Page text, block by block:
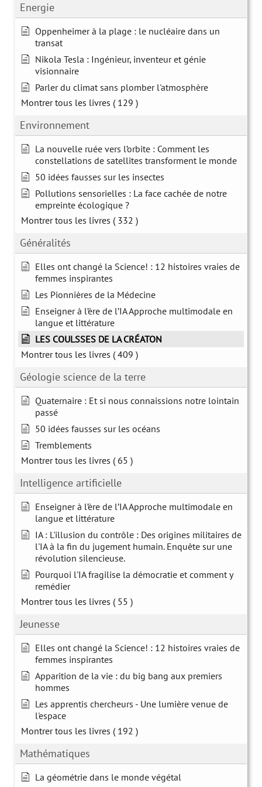
Energie
Oppenheimer à la plage : le nucléaire dans un
transat
Nikola Tesla : Ingénieur, inventeur et génie
visionnaire
Parler du climat sans plomber l'atmosphère
Montrer tous les livres ( 129 )
Environnement
La nouvelle ruée vers l’orbite : Comment les
constellations de satellites transforment le monde
50 idées fausses sur les insectes
Pollutions sensorielles : La face cachée de notre
empreinte écologique ?
Montrer tous les livres ( 332 )
Généralités
Elles ont changé la Science! : 12 histoires vraies de
femmes inspirantes
Les Pionnières de la Médecine
Enseigner à l’ère de l’IA Approche multimodale en
langue et littérature
LES COULSSES DE LA CRÉATON
Montrer tous les livres ( 409 )
Géologie science de la terre
Quaternaire : Et si nous connaissions notre lointain
passé
50 idées fausses sur les océans
Tremblements
Montrer tous les livres ( 65 )
Intelligence artificielle
Enseigner à l’ère de l’IA Approche multimodale en
langue et littérature
IA : L'illusion du contrôle : Des origines militaires de
l'IA à la fin du jugement humain. Enquête sur une
révolution silencieuse.
Pourquoi l'IA fragilise la démocratie et comment y
remédier
Montrer tous les livres ( 55 )
Jeunesse
Elles ont changé la Science! : 12 histoires vraies de
femmes inspirantes
Apparition de la vie : du big bang aux premiers
hommes
Les apprentis chercheurs - Une lumière venue de
l'espace
Montrer tous les livres ( 192 )
Mathématiques
La géométrie dans le monde végétal